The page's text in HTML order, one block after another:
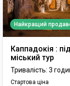
Найкращий
Каппадокія :
міський тур
Тривалість: 3
Стартова ціна